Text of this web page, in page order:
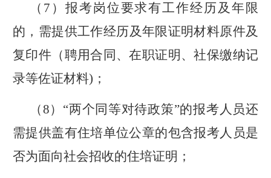
（ 7 ） 报考岗位要求有工作经历及年限
的， 需提供工作经历及年限证明材料原件及
复印件（聘用合同、在职证明、社保缴纳记
录等佐证材料)；
（8） “两个同等对待政策”的报考人员还
需提供盖有住培单位公章的包含报考人员是
否为面向社会招收的住培证明；